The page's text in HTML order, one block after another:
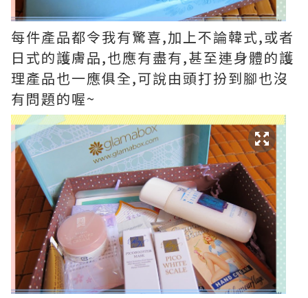
每件產品都令我有驚喜,加上不論韓式,或者
日式的護膚品,也應有盡有,甚至連身體的護
理產品也一應俱全,可說由頭打扮到腳也沒
有問題的喔~